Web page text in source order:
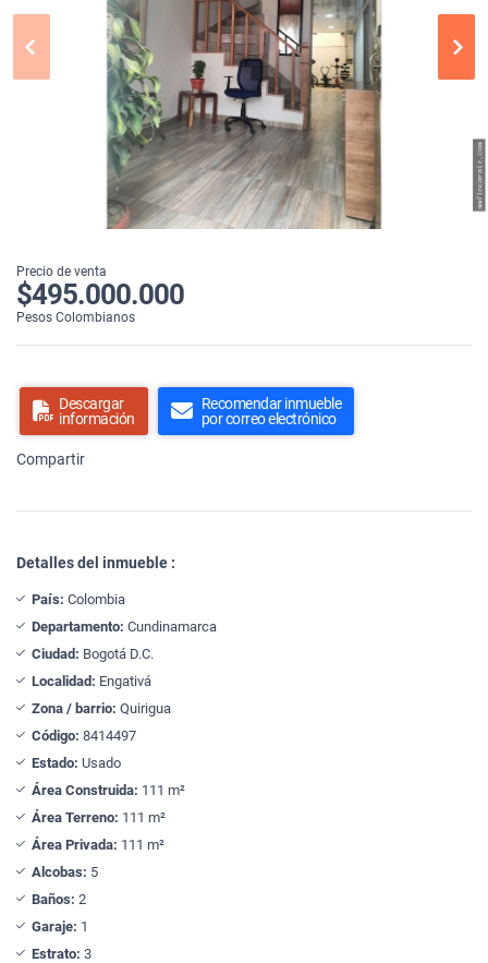
Precio de venta
$495.000.000
Pesos Colombianos
Descargar
información
Recomendar inmueble
por correo electrónico
Compartir
Detalles del inmueble :
País: Colombia
Departamento: Cundinamarca
Ciudad: Bogotá D.C.
Localidad: Engativá
Zona / barrio: Quirigua
Código: 8414497
Estado: Usado
Área Construida: 111 m²
Área Terreno: 111 m²
Área Privada: 111 m²
Alcobas: 5
Baños: 2
Garaje: 1
Estrato: 3